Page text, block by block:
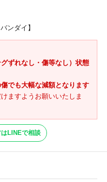
ンダイ】
ずれなし・傷等なし）状態
でも大幅な減額となります
ますようお願いいたしま
LINEで相談